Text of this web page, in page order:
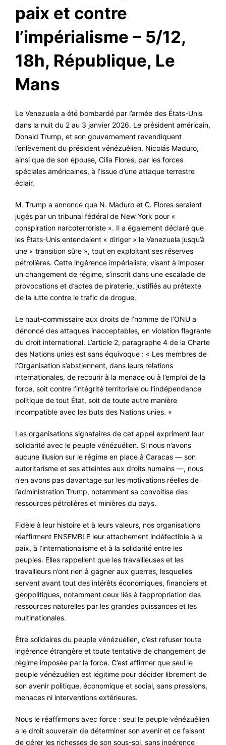
paix et contre
l’impérialisme – 5/12,
18h, République, Le
Mans
Le Venezuela a été bombardé par l’armée des États-Unis
dans la nuit du 2 au 3 janvier 2026. Le président américain,
Donald Trump, et son gouvernement revendiquent
l’enlèvement du président vénézuélien, Nicolás Maduro,
ainsi que de son épouse, Cilia Flores, par les forces
spéciales américaines, à l’issue d’une attaque terrestre
éclair.
M. Trump a annoncé que N. Maduro et C. Flores seraient
jugés par un tribunal fédéral de New York pour «
conspiration narcoterroriste ». Il a également déclaré que
les États-Unis entendaient « diriger » le Venezuela jusqu’à
une « transition sûre », tout en exploitant ses réserves
pétrolières. Cette ingérence impérialiste, visant à imposer
un changement de régime, s’inscrit dans une escalade de
provocations et d’actes de piraterie, justifiés au prétexte
de la lutte contre le trafic de drogue.
Le haut-commissaire aux droits de l’homme de l’ONU a
dénoncé des attaques inacceptables, en violation flagrante
du droit international. L’article 2, paragraphe 4 de la Charte
des Nations unies est sans équivoque : « Les membres de
l’Organisation s’abstiennent, dans leurs relations
internationales, de recourir à la menace ou à l’emploi de la
force, soit contre l’intégrité territoriale ou l’indépendance
politique de tout État, soit de toute autre manière
incompatible avec les buts des Nations unies. »
Les organisations signataires de cet appel expriment leur
solidarité avec le peuple vénézuélien. Si nous n’avons
aucune illusion sur le régime en place à Caracas — son
autoritarisme et ses atteintes aux droits humains —, nous
n’en avons pas davantage sur les motivations réelles de
l’administration Trump, notamment sa convoitise des
ressources pétrolières et minières du pays.
Fidèle à leur histoire et à leurs valeurs, nos organisations
réaffirment ENSEMBLE leur attachement indéfectible à la
paix, à l’internationalisme et à la solidarité entre les
peuples. Elles rappellent que les travailleuses et les
travailleurs n’ont rien à gagner aux guerres, lesquelles
servent avant tout des intérêts économiques, financiers et
géopolitiques, notamment ceux liés à l’appropriation des
ressources naturelles par les grandes puissances et les
multinationales.
Être solidaires du peuple vénézuélien, c’est refuser toute
ingérence étrangère et toute tentative de changement de
régime imposée par la force. C’est affirmer que seul le
peuple vénézuélien est légitime pour décider librement de
son avenir politique, économique et social, sans pressions,
menaces ni interventions extérieures.
Nous le réaffirmons avec force : seul le peuple vénézuélien
a le droit souverain de déterminer son avenir et ce faisant
de gérer les richesses de son sous-sol, sans ingérence